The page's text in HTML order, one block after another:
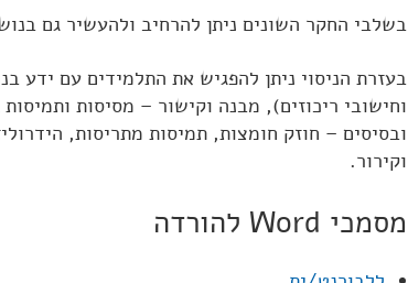
בשלבי החקר השונים ניתן להרחיב ולהעשיר גם
בעזרת הניסוי ניתן להפגיש את התלמידים עם ידע
וחישובי ריכוזים), מבנה וקישור – מסיסות
ובסיסים – חוזק חומצות, תמיסות מתריסות,
וקירור.
מסמכי Word להורדה